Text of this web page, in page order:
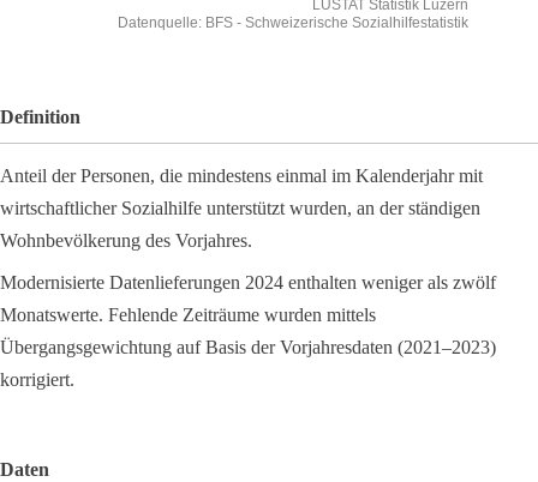
LUSTAT Statistik Luzern
Datenquelle: BFS - Schweizerische Sozialhilfestatistik
Definition
Anteil der Personen, die mindestens einmal im Kalenderjahr mit
wirtschaftlicher Sozialhilfe unterstützt wurden, an der ständigen
Wohnbevölkerung des Vorjahres.
Modernisierte Datenlieferungen 2024 enthalten weniger als zwölf
Monatswerte. Fehlende Zeiträume wurden mittels
Übergangsgewichtung auf Basis der Vorjahresdaten (2021–2023)
korrigiert.
Daten